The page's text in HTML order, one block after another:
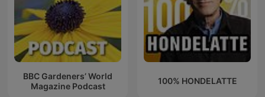
BBC Gardeners’ World
Magazine Podcast
100% HONDELATTE